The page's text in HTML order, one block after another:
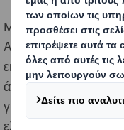
Μετά την επιτυχία
AgroExpo 2023
εκθετών όχι μόνο από
άλλα μέρη της
για μεγάλες
ελληνικές εταιρείες